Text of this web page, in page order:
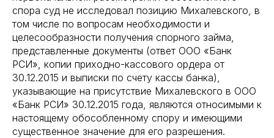
спора суд не исследовал позицию Михалевского, в
том числе по вопросам необходимости и
целесообразности получения спорного займа,
представленные документы (ответ ООО «Банк
РСИ», копии приходно-кассового ордера от
30.12.2015 и выписки по счету кассы банка),
указывающие на присутствие Михалевского в ООО
«Банк РСИ» 30.12.2015 года, являются относимыми к
настоящему обособленному спору и имеющими
существенное значение для его разрешения.